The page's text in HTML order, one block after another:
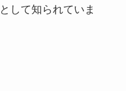
して知られていま